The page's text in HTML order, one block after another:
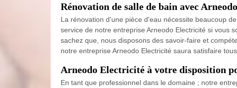
Rénovation de salle de bain avec
La rénovation d'une pièce d'eau nécessite beaucoup
service de notre entreprise Arneodo Electricité si vous
sachez que, nous disposons des savoir-faire et
notre entreprise Arneodo Electricité saura satisfaire
Arneodo Electricité à votre disposition
En tant que professionnel dans le domaine ; notre